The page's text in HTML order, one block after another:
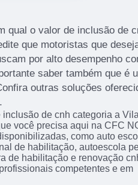
qual o valor de inclusão de
que motoristas que
por alto desempenho
saber também que é
outras soluções
de cnh categoria a
você precisa aqui na CFC
como auto
de habilitação, autoescola
de habilitação e renovação
competentes e em